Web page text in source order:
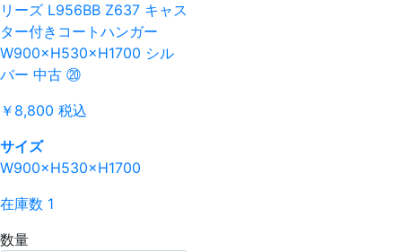
リーズ L956BB Z637 キャス
ター付きコートハンガー
W900×H530×H1700 シル
バー 中古 ⑳
￥8,800 税込
サイズ
W900×H530×H1700
在庫数 1
数量